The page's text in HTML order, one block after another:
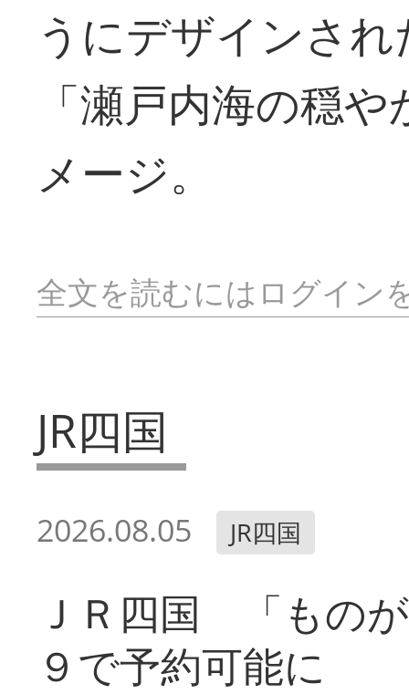
うにデザインさ
「瀬戸内海の穏
メージ。
全文を読むにはログイン
JR四国
2026.08.05 JR四国
ＪＲ四国 「もの
９で予約可能に